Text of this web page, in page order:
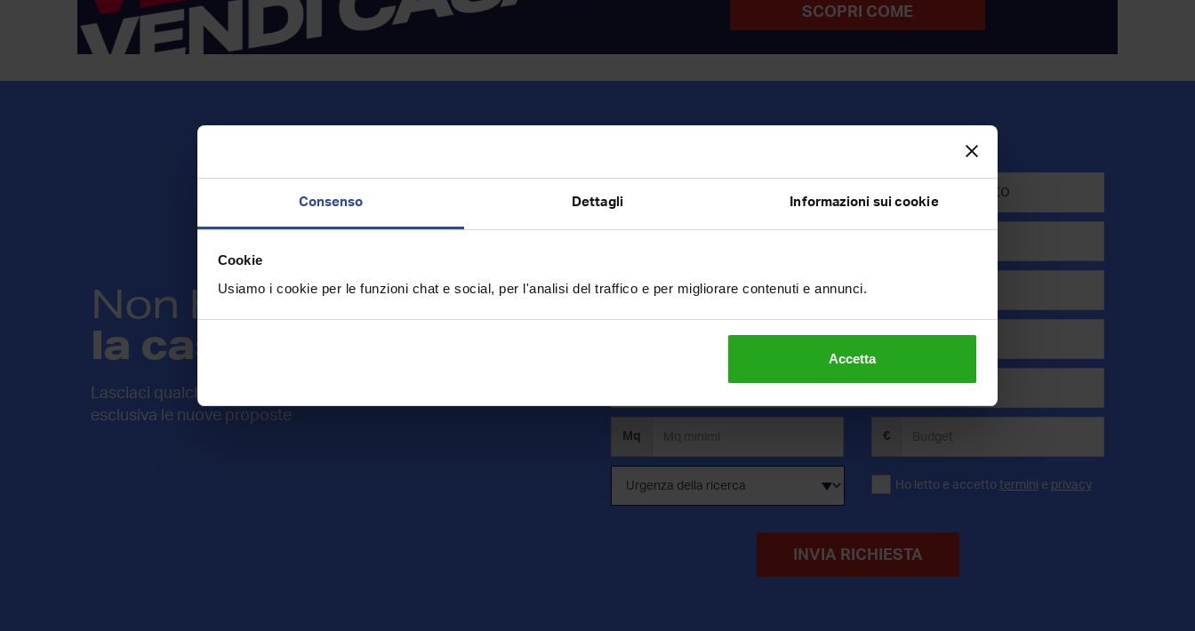
Consenso Dettagli Informazioni sui cookie
Cookie
Usiamo i cookie per le funzioni chat e social, per l'analisi del traffico e per migliorare contenuti e annunci.
Accetta
SCOPRI COME
Non hai trovato
la casa che cercavi?
Lasciaci qualche informazione sulla tua ricerca e riceverai in
esclusiva le nuove proposte
Affitto
Mq €
Ho letto e accetto termini e privacy
INVIA RICHIESTA